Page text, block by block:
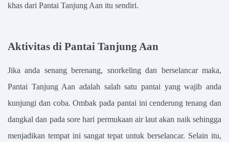
khas dari Pantai Tanjung Aan itu sendiri.
Aktivitas di Pantai Tanjung Aan
Jika anda senang berenang, snorkeling dan berselancar maka,
Pantai Tanjung Aan adalah salah satu pantai yang wajib anda
kunjungi dan coba. Ombak pada pantai ini cenderung tenang dan
dangkal dan pada sore hari permukaan air laut akan naik sehingga
menjadikan tempat ini sangat tepat untuk berselancar. Selain itu,